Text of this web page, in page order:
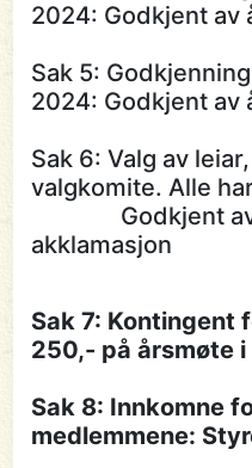
2024: Godkjent av
Sak 5:
2024: Godkjent av
Sak 6: Valg av
valgkomite.
Godkjent av
akklamasjon
Sak 7: Kontingent
250,- på årsmøte i
Sak 8: Innkomne
medlemmene: